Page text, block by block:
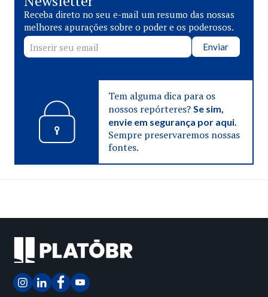
Receba direto no seu e-mail um resumo das nossas
melhores apurações sobre o poder e os poderosos.
Enviar
Tem alguma dica para os
nossos repórteres? Se sim,
envie em segurança por aqui.
Sempre preservaremos nossas
fontes.